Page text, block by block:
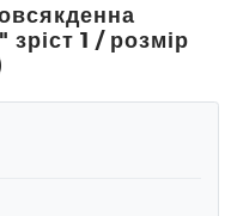
1 / розмір